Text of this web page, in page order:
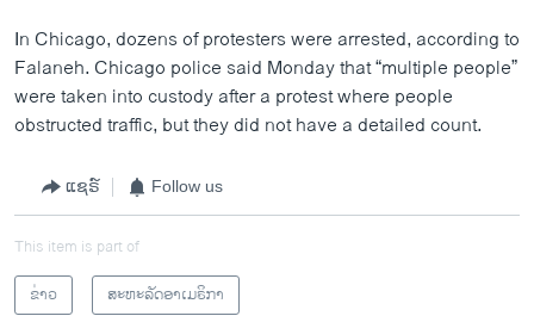
In Chicago, dozens of protesters were arrested, according to
Falaneh. Chicago police said Monday that “multiple people”
were taken into custody after a protest where people
obstructed traffic, but they did not have a detailed count.
ແຊຣ໌ Follow us
This item is part of
ຂ່າວ
ສະຫະລັດອາເມຣິກາ